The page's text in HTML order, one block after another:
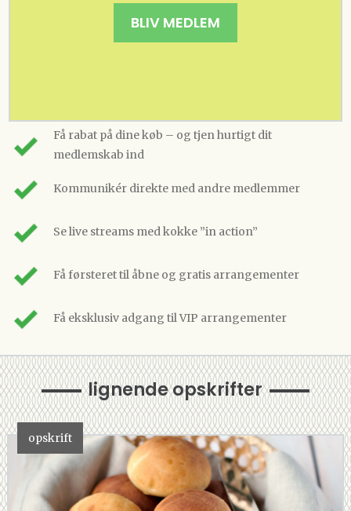
BLIV MEDLEM
Få rabat på dine køb – og tjen hurtigt dit
medlemskab ind
Kommunikér direkte med andre medlemmer
Se live streams med kokke ”in action”
Få førsteret til åbne og gratis arrangementer
Få eksklusiv adgang til VIP arrangementer
lignende opskrifter
opskrift